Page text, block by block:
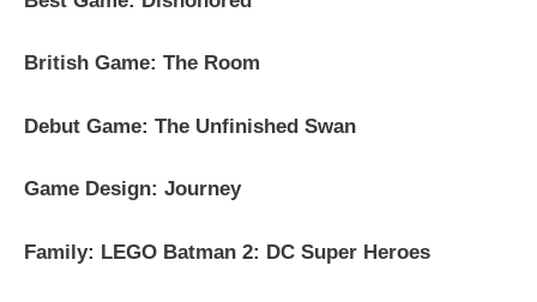
British Game: The Room
Debut Game: The Unfinished Swan
Game Design: Journey
Family: LEGO Batman 2: DC Super Heroes